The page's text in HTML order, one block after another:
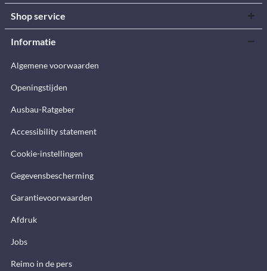
Shop service
Informatie
Algemene voorwaarden
Openingstijden
Ausbau-Ratgeber
Accessibility statement
Cookie-instellingen
Gegevensbescherming
Garantievoorwaarden
Afdruk
Jobs
Reimo in de pers